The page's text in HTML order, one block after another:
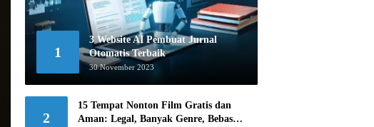
1
3 Website AI Pembuat Jurnal
Otomatis Terbaik
30 November 2023
2
15 Tempat Nonton Film Gratis dan
Aman: Legal, Banyak Genre, Bebas